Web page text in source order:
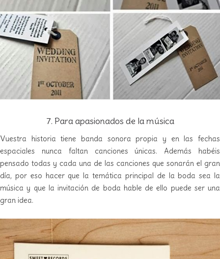
7. Para apasionados de la música
Vuestra historia tiene banda sonora propia y en las fechas
espaciales nunca faltan canciones únicas. Además habéis
pensado todas y cada una de las canciones que sonarán el gran
día, por eso hacer que la temática principal de la boda sea la
música y que la invitación de boda hable de ello puede ser una
gran idea.